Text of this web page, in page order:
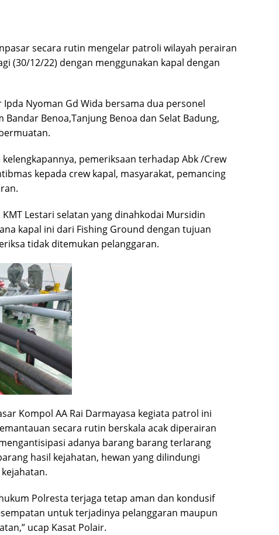
secara rutin mengelar patroli wilayah perairan
(30/12/22) dengan menggunakan kapal dengan
Nyoman Gd Wida bersama dua personel
Benoa,Tanjung Benoa dan Selat Badung,
pemeriksaan terhadap Abk /Crew
kepada crew kapal, masyarakat, pemancing
Lestari selatan yang dinahkodai Mursidin
kapal ini dari Fishing Ground dengan tujuan
tidak ditemukan pelanggaran.
Kompol AA Rai Darmayasa kegiata patrol ini
secara rutin berskala acak diperairan
adanya barang barang terlarang
hasil kejahatan, hewan yang dilindungi
Polresta terjaga tetap aman dan kondusif
untuk terjadinya pelanggaran maupun
ucap Kasat Polair.